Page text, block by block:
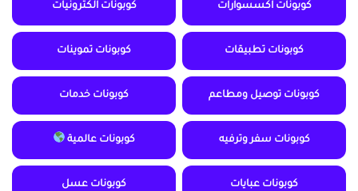
كوبونات اكسسوارات كوبونات الكترونيات
كوبونات تطبيقات كوبونات تموينات
كوبونات توصيل ومطاعم كوبونات خدمات
كوبونات سفر وترفيه كوبونات عالمية
كوبونات عبايات كوبونات عسل